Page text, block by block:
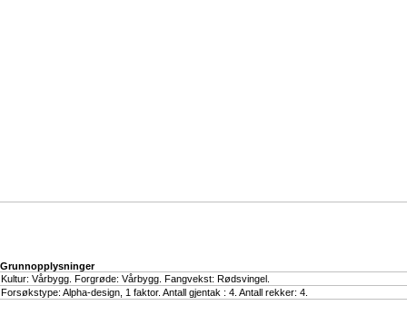
Grunnopplysninger
Kultur: Vårbygg. Forgrøde: Vårbygg. Fangvekst: Rødsvingel.
Forsøkstype: Alpha-design, 1 faktor. Antall gjentak : 4. Antall rekker: 4.